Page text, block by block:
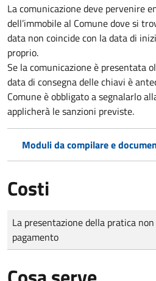
La comunicazione deve pervenire
dell’immobile al Comune dove si
data non coincide con la data di
proprio.
Se la comunicazione è presentata
data di consegna delle chiavi è
Comune è obbligato a segnalarlo
applicherà le sanzioni previste.
Moduli da compilare e
Costi
Tipo di pagamento
Importo
La presentazione della pratica
pagamento